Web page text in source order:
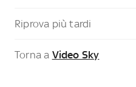
Riprova più tardi
Torna a Video Sky